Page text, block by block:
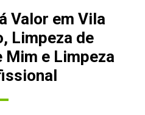
Valor em Vila
Limpeza de
Mim e Limpeza